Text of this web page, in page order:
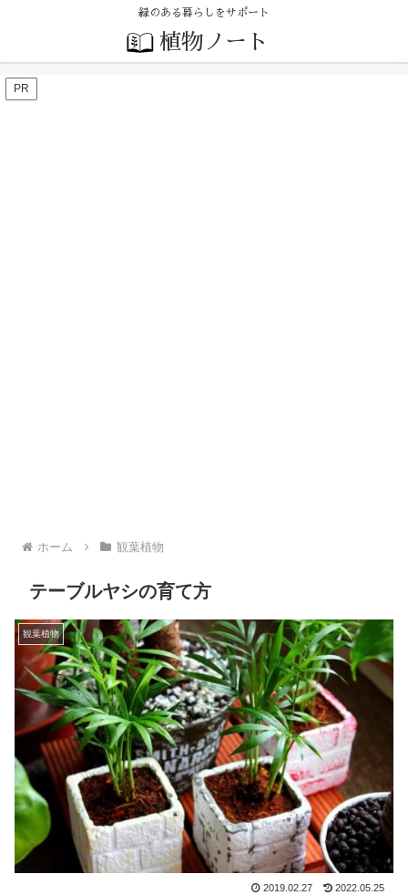
緑のある暮らしをサポート
植物ノート
PR
ホーム 観葉植物
テーブルヤシの育て方
観葉植物
2019.02.27 2022.05.25